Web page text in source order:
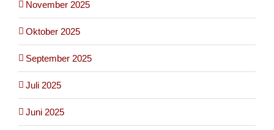
November 2025
Oktober 2025
September 2025
Juli 2025
Juni 2025